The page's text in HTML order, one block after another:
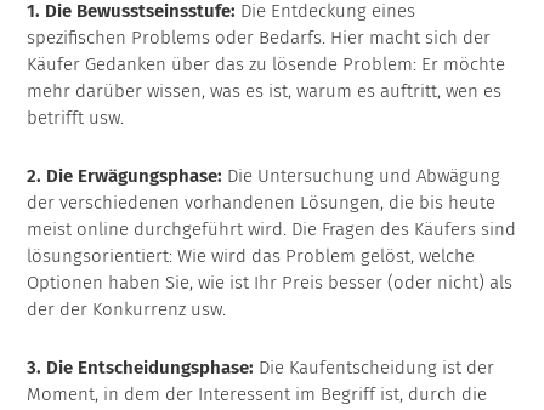
1. Die Bewusstseinsstufe: Die Entdeckung eines
spezifischen Problems oder Bedarfs. Hier macht sich der
Käufer Gedanken über das zu lösende Problem: Er möchte
mehr darüber wissen, was es ist, warum es auftritt, wen es
betrifft usw.
2. Die Erwägungsphase: Die Untersuchung und Abwägung
der verschiedenen vorhandenen Lösungen, die bis heute
meist online durchgeführt wird. Die Fragen des Käufers sind
lösungsorientiert: Wie wird das Problem gelöst, welche
Optionen haben Sie, wie ist Ihr Preis besser (oder nicht) als
der der Konkurrenz usw.
3. Die Entscheidungsphase: Die Kaufentscheidung ist der
Moment, in dem der Interessent im Begriff ist, durch die